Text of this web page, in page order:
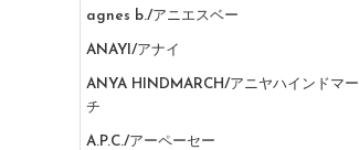
agnes b./アニエスベー
ANAYI/アナイ
ANYA HINDMARCH/アニヤハインドマー
チ
A.P.C./アーペーセー